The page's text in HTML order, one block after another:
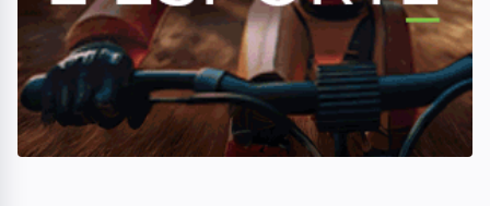
OCORRÊNCIAS
Capotamento no Jd.
Morumbi assusta
moradores nesta tarde